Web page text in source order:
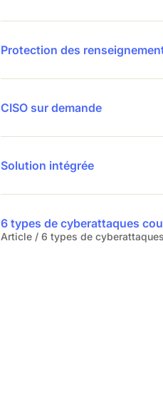
Protection des
CISO sur demande
Solution intégrée
6 types de cyberattaques
Article / 6 types de